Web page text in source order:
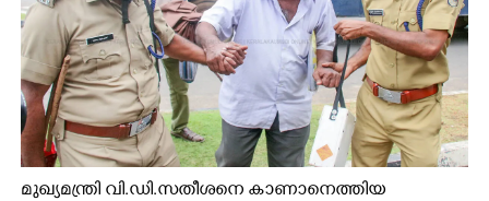
മുഖ്യമന്ത്രി വി.ഡി.സതീശനെ കാണാനെത്തിയ